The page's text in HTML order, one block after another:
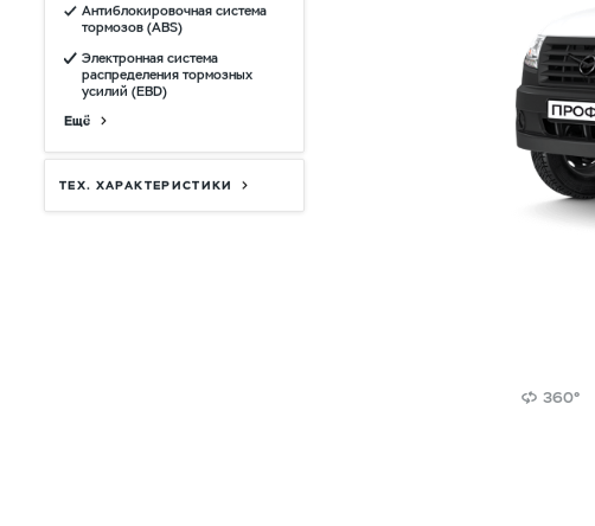
360°
Антиблокировочная система
тормозов (ABS)
Электронная система
распределения тормозных
усилий (EBD)
Ещё
ТЕХ. ХАРАКТЕРИСТИКИ